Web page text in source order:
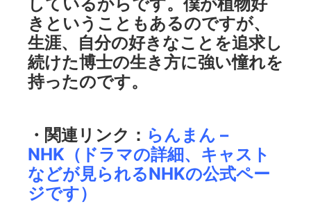
きということもあるのですが、
生涯、自分の好きなことを追求し
続けた博士の生き方に強い憧れを
持ったのです。
・関連リンク： らんまん –
NHK （ドラマの詳細、キャスト
などが見られるNHKの公式ペー
ジです）